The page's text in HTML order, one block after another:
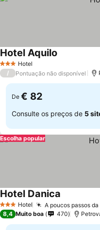
3 EstrelasHotel
Hotel Aquilo
/ Pontuação não disponível
De € 82
Consulte os preços de 5
Escolha popular
3 EstrelasHotel A poucos passos
Hotel Danica
8,4 Muito boa 470